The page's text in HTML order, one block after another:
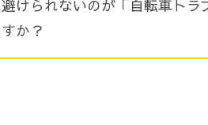
けられないのが「自転車トラ
か？